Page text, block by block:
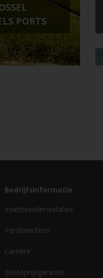
PORTS
Bedrijfsinformatie
Investeerdersrelaties
Persberichten
Carrière
Besteprijsgarantie